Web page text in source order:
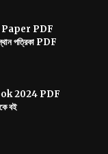
PDF
পত্রিকা PDF
2024 PDF
বই